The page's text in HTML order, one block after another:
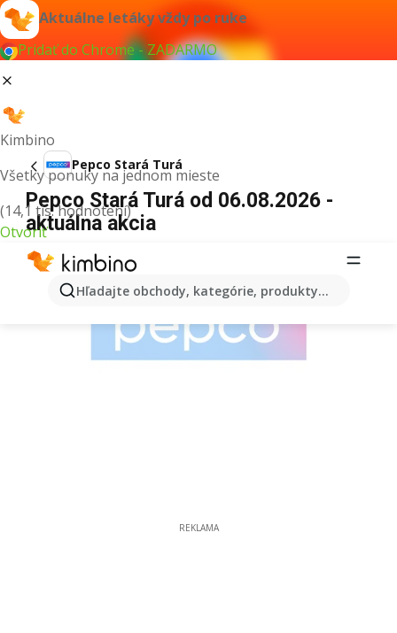
Aktuálne letáky vždy po ruke
Pridať do Chrome - ZADARMO
Kimbino
Všetky ponuky na jednom mieste
(14,1 tis. hodnotení)
Otvoriť
Hľadajte obchody, kategórie, produkty...
Pepco Stará Turá
Pepco Stará Turá od 06.08.2026 -
aktuálna akcia
REKLAMA